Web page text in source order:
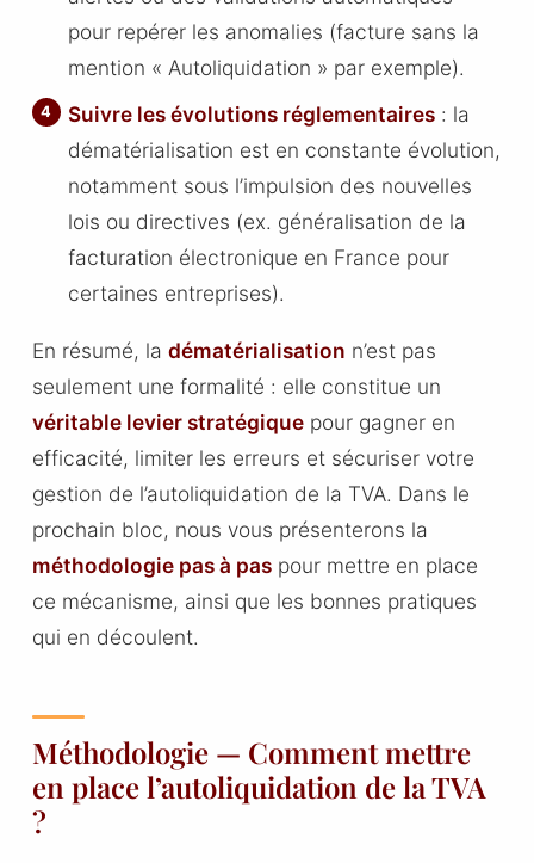
pour repérer les anomalies (facture sans la
mention « Autoliquidation » par exemple).
Suivre les évolutions réglementaires : la
dématérialisation est en constante évolution,
notamment sous l’impulsion des nouvelles
lois ou directives (ex. généralisation de la
facturation électronique en France pour
certaines entreprises).
En résumé, la dématérialisation n’est pas
seulement une formalité : elle constitue un
véritable levier stratégiquepour gagner en
efficacité, limiter les erreurs et sécuriser votre
gestion de l’autoliquidation de la TVA. Dans le
prochain bloc, nous vous présenterons la
méthodologie pas à paspour mettre en place
ce mécanisme, ainsi que les bonnes pratiques
qui en découlent.
Méthodologie — Comment mettre
en place l’autoliquidation de la TVA
?